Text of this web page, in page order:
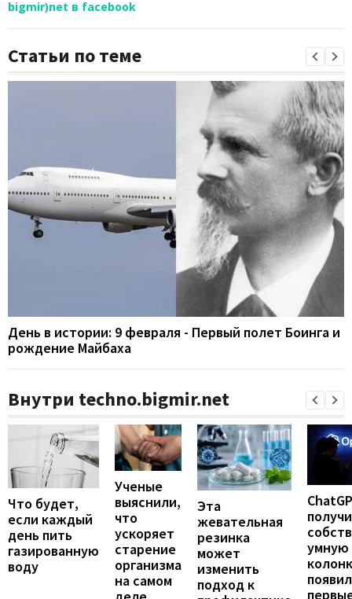
bigmir)net в facebook
Статьи по теме
День в истории: 9 февраля - Первый полет Боинга и
рождение Майбаха
Внутри techno.bigmir.net
Что будет,
если каждый
день пить
газированную
воду
Ученые
выяснили,
что
ускоряет
старение
организма
на самом
Эта
жевательная
резинка
может
изменить
подход к
умную